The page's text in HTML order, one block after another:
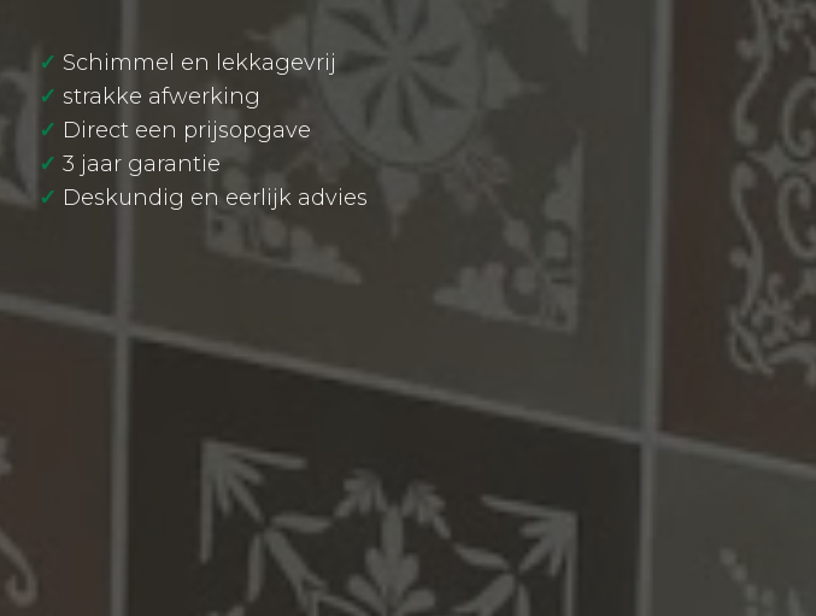
✓ Schimmel en lekkagevrij
✓ strakke afwerking
✓ Direct een prijsopgave
✓ 3 jaar garantie
✓ Deskundig en eerlijk advies